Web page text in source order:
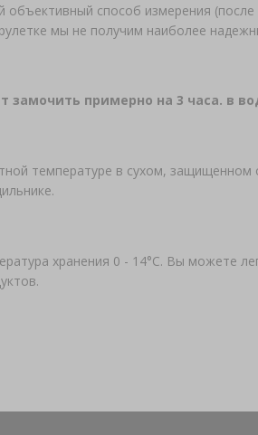
объективный способ измерения
мы не получим наиболее
примерно на 3 часа. в
температуре в сухом, защищенном
хранения 0 - 14°С. Вы можете